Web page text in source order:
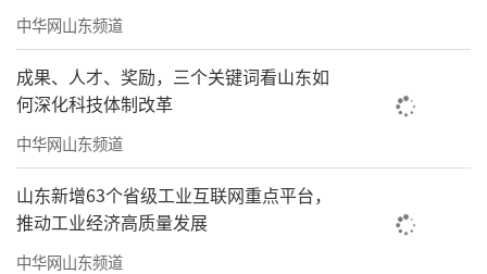
中华网山东频道
成果、人才、奖励，三个关键词看山东如
何深化科技体制改革
中华网山东频道
山东新增63个省级工业互联网重点平台，
推动工业经济高质量发展
中华网山东频道